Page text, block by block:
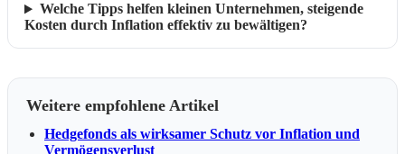
Welche Tipps helfen kleinen Unternehmen, steigende
Kosten durch Inflation effektiv zu bewältigen?
Weitere empfohlene Artikel
Hedgefonds als wirksamer Schutz vor Inflation und
Vermögensverlust